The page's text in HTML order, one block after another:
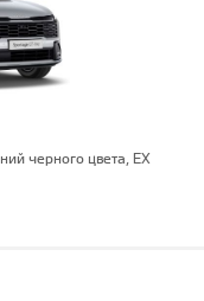
черного цвета, EX